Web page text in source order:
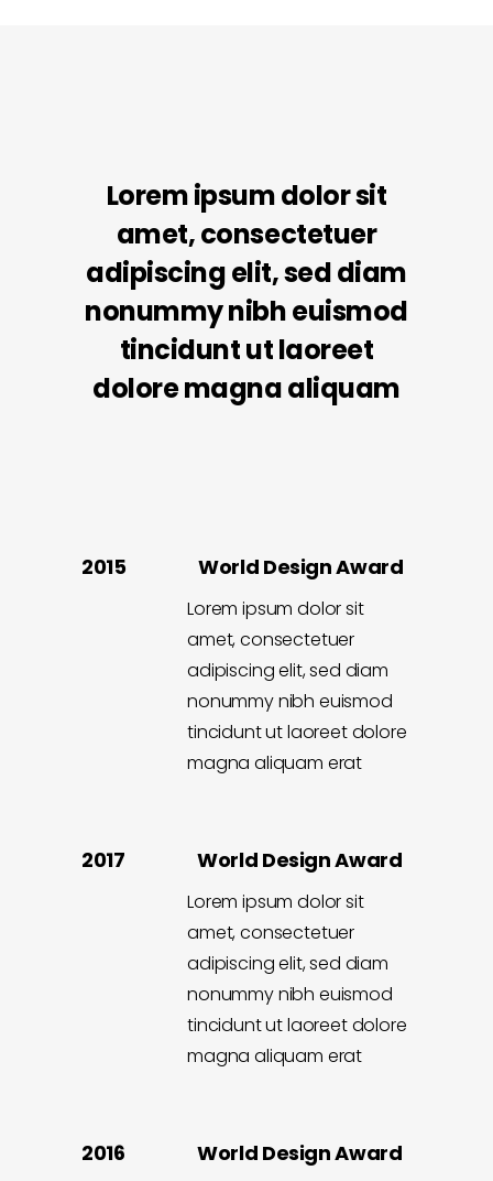
Lorem ipsum dolor sit
amet, consectetuer
adipiscing elit, sed diam
nonummy nibh euismod
tincidunt ut laoreet
dolore magna aliquam
2015 World Design Award
Lorem ipsum dolor sit
amet, consectetuer
adipiscing elit, sed diam
nonummy nibh euismod
tincidunt ut laoreet dolore
magna aliquam erat
2017 World Design Award
Lorem ipsum dolor sit
amet, consectetuer
adipiscing elit, sed diam
nonummy nibh euismod
tincidunt ut laoreet dolore
magna aliquam erat
2016 World Design Award